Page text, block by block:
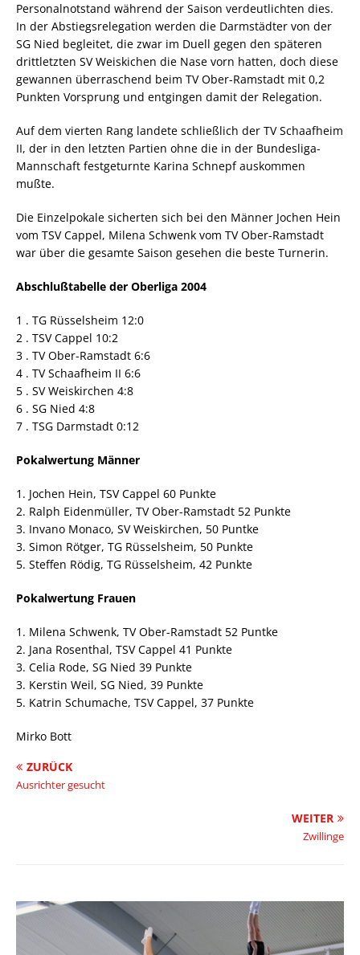
Personalnotstand während der Saison verdeutlichten dies.
In der Abstiegsrelegation werden die Darmstädter von der
SG Nied begleitet, die zwar im Duell gegen den späteren
drittletzten SV Weiskichen die Nase vorn hatten, doch diese
gewannen überraschend beim TV Ober-Ramstadt mit 0,2
Punkten Vorsprung und entgingen damit der Relegation.
Auf dem vierten Rang landete schließlich der TV Schaafheim
II, der in den letzten Partien ohne die in der Bundesliga-
Mannschaft festgeturnte Karina Schnepf auskommen
mußte.
Die Einzelpokale sicherten sich bei den Männer Jochen Hein
vom TSV Cappel, Milena Schwenk vom TV Ober-Ramstadt
war über die gesamte Saison gesehen die beste Turnerin.
Abschlußtabelle der Oberliga 2004
1 . TG Rüsselsheim 12:0
2 . TSV Cappel 10:2
3 . TV Ober-Ramstadt 6:6
4 . TV Schaafheim II 6:6
5 . SV Weiskirchen 4:8
6 . SG Nied 4:8
7 . TSG Darmstadt 0:12
Pokalwertung Männer
1. Jochen Hein, TSV Cappel 60 Punkte
2. Ralph Eidenmüller, TV Ober-Ramstadt 52 Punkte
3. Invano Monaco, SV Weiskirchen, 50 Puntke
3. Simon Rötger, TG Rüsselsheim, 50 Punkte
5. Steffen Rödig, TG Rüsselsheim, 42 Punkte
Pokalwertung Frauen
1. Milena Schwenk, TV Ober-Ramstadt 52 Puntke
2. Jana Rosenthal, TSV Cappel 41 Punkte
3. Celia Rode, SG Nied 39 Punkte
3. Kerstin Weil, SG Nied, 39 Punkte
5. Katrin Schumache, TSV Cappel, 37 Punkte
Mirko Bott
ZURÜCK
Ausrichter gesucht
WEITER
Zwillinge